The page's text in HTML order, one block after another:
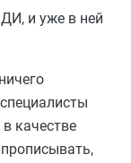
и уже в ней
качестве